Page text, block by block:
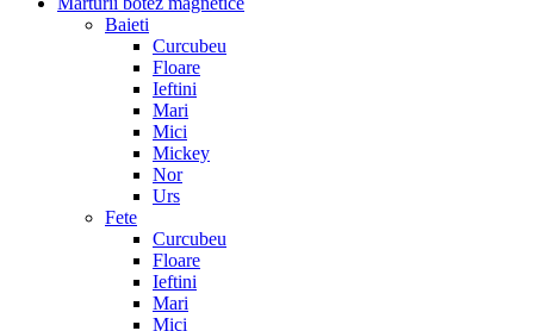
Baieti
Curcubeu
Floare
Ieftini
Mari
Mici
Mickey
Nor
Urs
Fete
Curcubeu
Floare
Ieftini
Mari
Mici